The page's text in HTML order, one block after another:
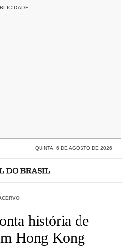
QUINTA, 6 DE AGOSTO DE 2026
história de
Hong Kong